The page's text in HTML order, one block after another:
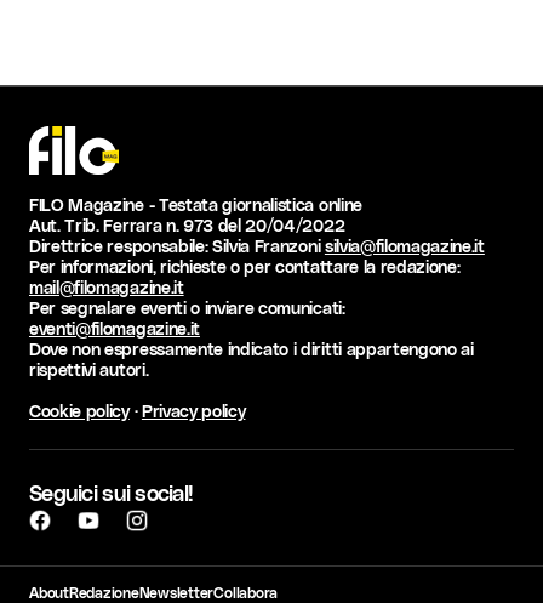
FILO Magazine - Testata giornalistica online
Aut. Trib. Ferrara n. 973 del 20/04/2022
Direttrice responsabile: Silvia Franzonisilvia@filomagazine.it
Per informazioni, richieste o per contattare la redazione:
mail@filomagazine.it
Per segnalare eventi o inviare comunicati:
eventi@filomagazine.it
Dove non espressamente indicato i diritti appartengono ai
rispettivi autori.
Cookie policy·Privacy policy
Seguici sui social!
AboutRedazioneNewsletterCollabora